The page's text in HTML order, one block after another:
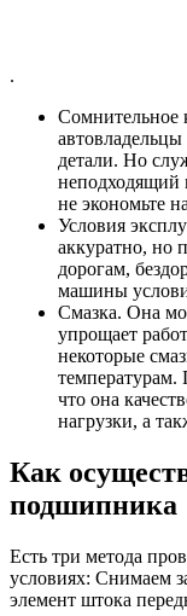
.
Сомнительное
детали. Но
неподходящий
не экономьте
Условия
аккуратно, но
дорогам,
машины
Смазка. Она
упрощает
некоторые
температурам.
что она
нагрузки, а
Как
подшипника
Есть три метода
условиях: Снимаем
элемент штока